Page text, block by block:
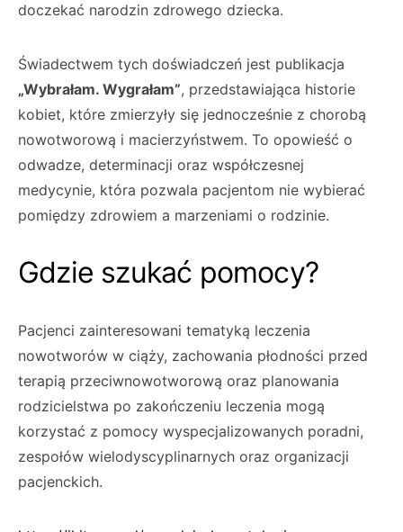
doczekać narodzin zdrowego dziecka.
Świadectwem tych doświadczeń jest publikacja
„Wybrałam. Wygrałam”, przedstawiająca historie
kobiet, które zmierzyły się jednocześnie z chorobą
nowotworową i macierzyństwem. To opowieść o
odwadze, determinacji oraz współczesnej
medycynie, która pozwala pacjentom nie wybierać
pomiędzy zdrowiem a marzeniami o rodzinie.
Gdzie szukać pomocy?
Pacjenci zainteresowani tematyką leczenia
nowotworów w ciąży, zachowania płodności przed
terapią przeciwnowotworową oraz planowania
rodzicielstwa po zakończeniu leczenia mogą
korzystać z pomocy wyspecjalizowanych poradni,
zespołów wielodyscyplinarnych oraz organizacji
pacjenckich.